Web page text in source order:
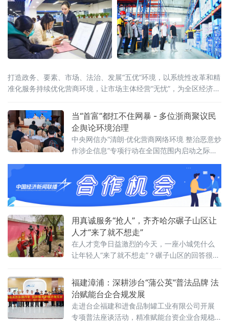
打造政务、要素、市场、法治、发展“五优”环境，以系统性改革和精
准化服务持续优化营商环境，让市场主体经营“无忧”，为全区经济高
创新激活创新引擎“过去申报高新技术企业，得先自掏腰包申专利、
备材料，资金压力特别大。现
当“首富”都扛不住网暴 - 多位浙商聚议民
企舆论环境治理
中央网信办“清朗·优化营商网络环境 整治恶意炒
作涉企信息”专项行动在全国范围内启动之际，
在杭州召开。10余家中央及地方新闻媒体代
表，以及来自经济、法律、传媒等领域的专家
学者，与多位浙江民营企业家齐聚一堂，直面
一个不容回避的现实：网络暴力正成为民营经
济健康发展的隐形阻力。风暴过后一地鸡毛：
企业家深陷网暴困境民营经济贡献了全国5
用真诚服务“抢人”，齐齐哈尔碾子山区让
人才“来了就不想走”
在人才竞争日益激烈的今天，一座小城凭什么
让年轻人“来了就不想走”？碾子山区的回答很朴
用服务暖人。近年来，齐齐哈尔市碾子山区深
植“人才是第一资源”理念，不走“高大上”的拼财
力路线，而是走出一条“小而美、精而实”的人才
强区之路。通过校地联动、精准引才、用心留
才、活动育才，这座小城正悄然成为青年人才
福建漳浦：深耕涉台“蒲公英”普法品牌 法
治赋能台企合规发展
走进台企福建和进食品制罐工业有限公司开展
专项普法座谈活动，精准赋能台资企业合规稳